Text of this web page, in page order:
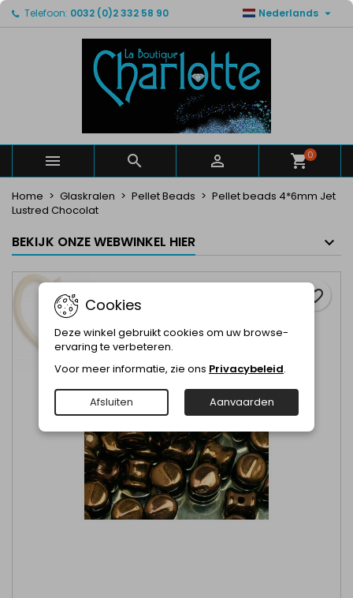
Telefoon: 0032 (0)2 332 58 90 Nederlands 
   0
Home Glaskralen Pellet Beads
Pellet beads 4*6mm Jet
Lustred Chocolat
BEKIJK ONZE WEBWINKEL HIER
favorite_border
Mijn verlanglijsten ×
Maak een lijst
Maak een verlanglijst ×
Verlanglijst naam
Annuleren Maak een verlanglijst
Inloggen ×
U moet ingelogd zijn om producten in uw verlanglijst
Annuleren Inloggen
Cookies
Deze winkel gebruikt cookies om uw browse-
ervaring te verbeteren.
Voor meer informatie, zie ons Privacybeleid.
Afsluiten Aanvaarden